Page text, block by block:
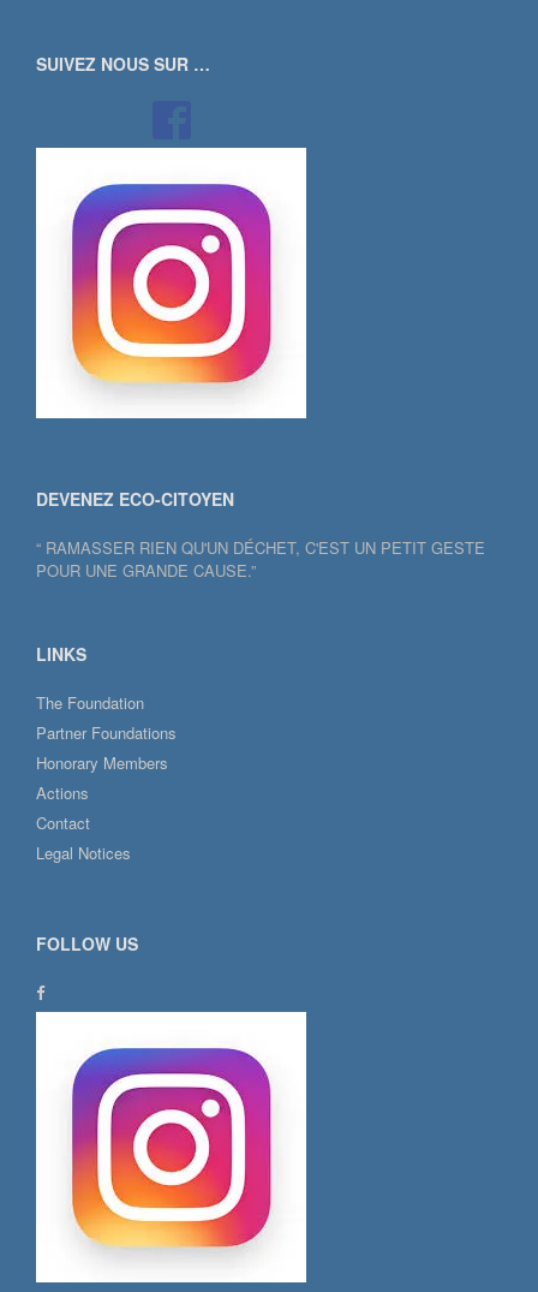
SUIVEZ NOUS SUR …
DEVENEZ ECO-CITOYEN
“ RAMASSER RIEN QU'UN DÉCHET, C'EST UN PETIT GESTE
POUR UNE GRANDE CAUSE.”
LINKS
The Foundation
Partner Foundations
Honorary Members
Actions
Contact
Legal Notices
FOLLOW US